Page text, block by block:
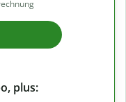
plus: